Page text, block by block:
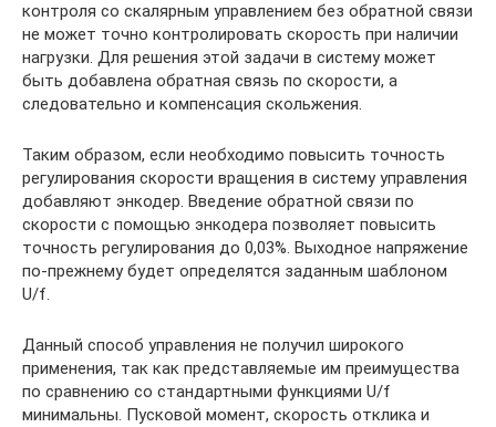
контроля со скалярным управлением без обратной связи
не может точно контролировать скорость при наличии
нагрузки. Для решения этой задачи в систему может
быть добавлена обратная связь по скорости, а
следовательно и компенсация скольжения.
Таким образом, если необходимо повысить точность
регулирования скорости вращения в систему управления
добавляют энкодер. Введение обратной связи по
скорости с помощью энкодера позволяет повысить
точность регулирования до 0,03%. Выходное напряжение
по-прежнему будет определятся заданным шаблоном
U/f.
Данный способ управления не получил широкого
применения, так как представляемые им преимущества
по сравнению со стандартными функциями U/f
минимальны. Пусковой момент, скорость отклика и